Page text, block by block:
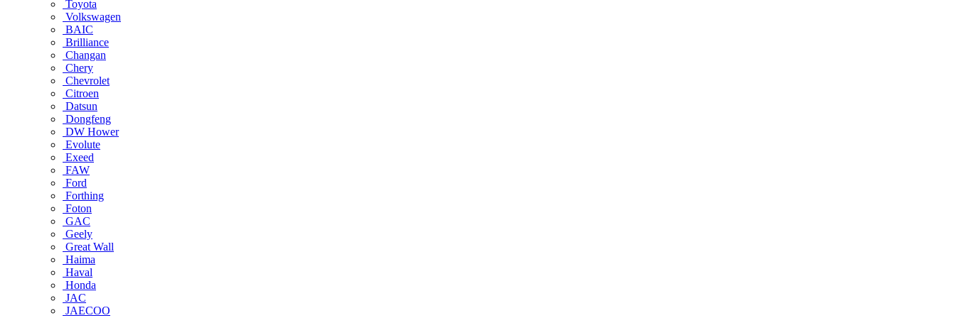
Toyota
Volkswagen
BAIC
Brilliance
Changan
Chery
Chevrolet
Citroen
Datsun
Dongfeng
DW Hower
Evolute
Exeed
FAW
Ford
Forthing
Foton
GAC
Geely
Great Wall
Haima
Haval
Honda
JAC
JAECOO